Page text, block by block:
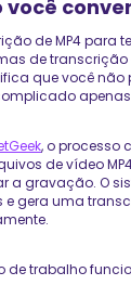
você
de MP4 para
de transcrição
que você não
, o processo
de vídeo
a gravação. O
e gera uma
de trabalho